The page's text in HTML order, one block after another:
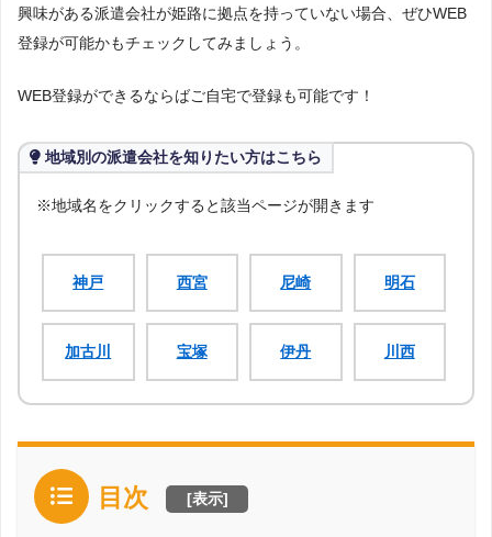
興味がある派遣会社が姫路に拠点を持っていない場合、ぜひWEB
登録が可能かもチェックしてみましょう。
WEB登録ができるならばご自宅で登録も可能です！
地域別の派遣会社を知りたい方はこちら
※地域名をクリックすると該当ページが開きます
神戸 西宮 尼崎 明石
加古川 宝塚 伊丹 川西
目次 [表示]